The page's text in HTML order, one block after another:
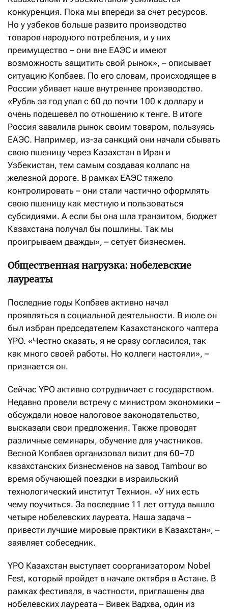
конкуренция. Пока мы впереди за счет ресурсов.
Но у узбеков больше развито производство
товаров народного потребления, и у них
преимущество – они вне ЕАЭС и имеют
возможность защитить свой рынок», – описывает
ситуацию Копбаев. По его словам, происходящее в
России убивает наше внутреннее производство.
«Рубль за год упал с 60 до почти 100 к доллару и
очень подешевел по отношению к тенге. В итоге
Россия завалила рынок своим товаром, пользуясь
ЕАЭС. Например, из-за санкций они начали сбывать
свою пшеницу через Казахстан в Иран и
Узбекистан, тем самым создавая коллапс на
железной дороге. В рамках ЕАЭС тяжело
контролировать – они стали частично оформлять
свою пшеницу как местную и пользоваться
субсидиями. А если бы она шла транзитом, бюджет
Казахстана получал бы пошлины. Так мы
проигрываем дважды», – сетует бизнесмен.
Общественная нагрузка: нобелевские
лауреаты
Последние годы Копбаев активно начал
проявляться в социальной деятельности. В июле он
был избран председателем Казахстанского чаптера
YPO. «Честно сказать, я не сразу согласился, так
как много своей работы. Но коллеги настояли», –
признается он.
Сейчас YPO активно сотрудничает с государством.
Недавно провели встречу с министром экономики –
обсуждали новое налоговое законодательство,
высказали свои предложения. Также проводят
различные семинары, обучение для участников.
Весной Копбаев организовал визит для 60–70
казахстанских бизнесменов на завод Tambour во
время обучающей поездки в израильский
технологический институт Технион. «У них есть
чему поучиться. За последние 11 лет оттуда вышло
четыре нобелевских лауреата. Наша задача –
привести лучшие мировые практики в Казахстан», –
заявляет собеседник.
YPO Казахстан выступает соорганизатором Nobel
Fest, который пройдет в начале октября в Астане. В
рамках фестиваля, в частности, приглашены два
нобелевских лауреата – Вивек Вадхва, один из